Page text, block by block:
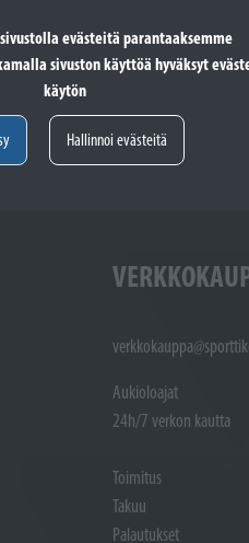
evästeitä parantaaksemme
sivuston käyttöä hyväksyt
käytön
Hallinnoi evästeitä
(02) 721 1407
vastaanotto: 02 7211405
kartalla
Aukioloajat
24h/7 verkon kautta
Toimitus
Takuu
Palautukset